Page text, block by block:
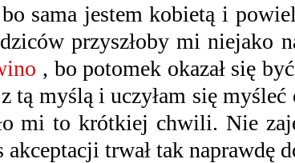
sama jestem kobietą i
przyszłoby mi niejako
, bo potomek okazał się
tą myślą i uczyłam się
mi to krótkiej chwili. Nie
trwał tak naprawdę